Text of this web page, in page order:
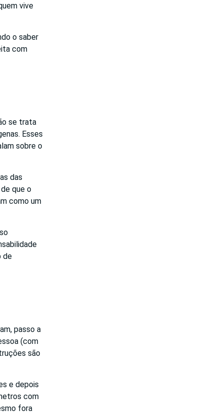
vive
o saber
com
se trata
Esses
sobre o
das
que o
como um
de
passo a
(com
são
e depois
com
fora